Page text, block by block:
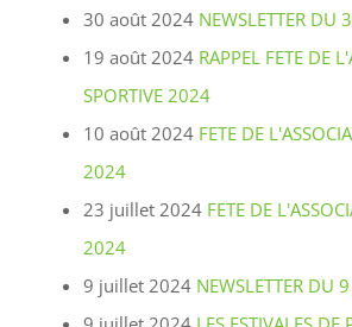
30 août 2024 NEWSLETTER DU
19 août 2024 RAPPEL FETE DE
SPORTIVE 2024
10 août 2024 FETE DE
2024
23 juillet 2024 FETE DE
2024
9 juillet 2024 NEWSLETTER DU